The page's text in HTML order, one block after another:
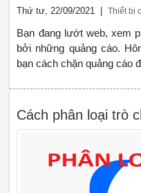
Thứ tư, 22/09/2021 |Thiết bị
Bạn đang lướt web, xem
bởi những quảng cáo.
bạn cách chặn quảng cáo
Cách phân loại trò